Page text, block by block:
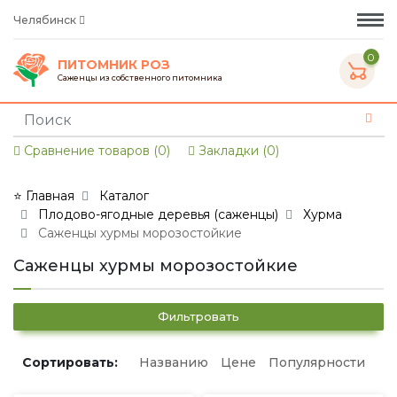
Челябинск
ПИТОМНИК РОЗ
Саженцы из собственного питомника
0
Сравнение товаров (0) Закладки (0)
⭐ Главная
Каталог
Плодово-ягодные деревья (саженцы)
Хурма
Саженцы хурмы морозостойкие
Саженцы хурмы морозостойкие
Фильтровать
Сортировать: Названию Цене Популярности